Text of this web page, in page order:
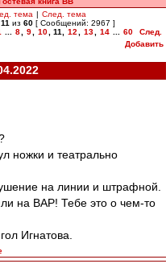
тема | След. тема
11 из 60[ Сообщений: 2967 ]
8 9 10 11 12 13 14 60
След.
Добавить
ножки и театрально
на линии и штрафной.
на ВАР! Тебе это о чем-то
Игнатова.